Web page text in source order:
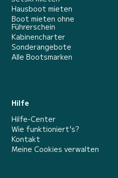
Hausboot mieten
Boot mieten ohne
Führerschein
Kabinencharter
Sonderangebote
Alle Bootsmarken
Hilfe
Hilfe-Center
Wie funktioniert's?
Kontakt
Meine Cookies verwalten